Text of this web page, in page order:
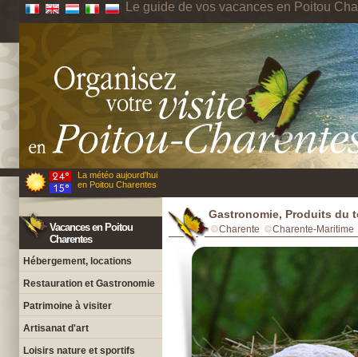
Le guide de vos vacances en Poitou
La météo aujourd'hui
en Poitou Charentes
Vacances en Poitou
Charentes
Hébergement, locations
Restauration et Gastronomie
Patrimoine à visiter
Artisanat d'art
Loisirs nature et sportifs
Gastronomie, Produits du
Charente Charente-Maritime